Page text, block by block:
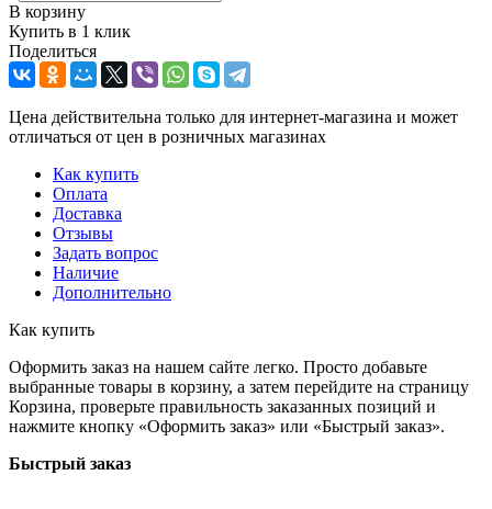
В корзину
Купить в 1 клик
Поделиться
Цена действительна только для интернет-магазина и может
отличаться от цен в розничных магазинах
Как купить
Оплата
Доставка
Отзывы
Задать вопрос
Наличие
Дополнительно
Как купить
Оформить заказ на нашем сайте легко. Просто добавьте
выбранные товары в корзину, а затем перейдите на страницу
Корзина, проверьте правильность заказанных позиций и
нажмите кнопку «Оформить заказ» или «Быстрый заказ».
Быстрый заказ